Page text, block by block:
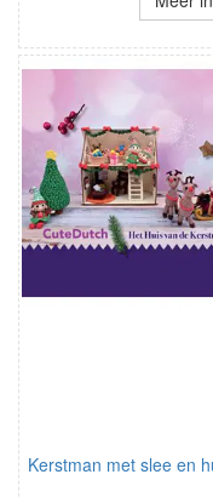
Kerstman met slee en